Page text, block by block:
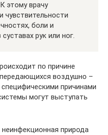
этому врачу
боли и
рук или ног.
по причине
воздушно –
причинами
могут выступать
природа